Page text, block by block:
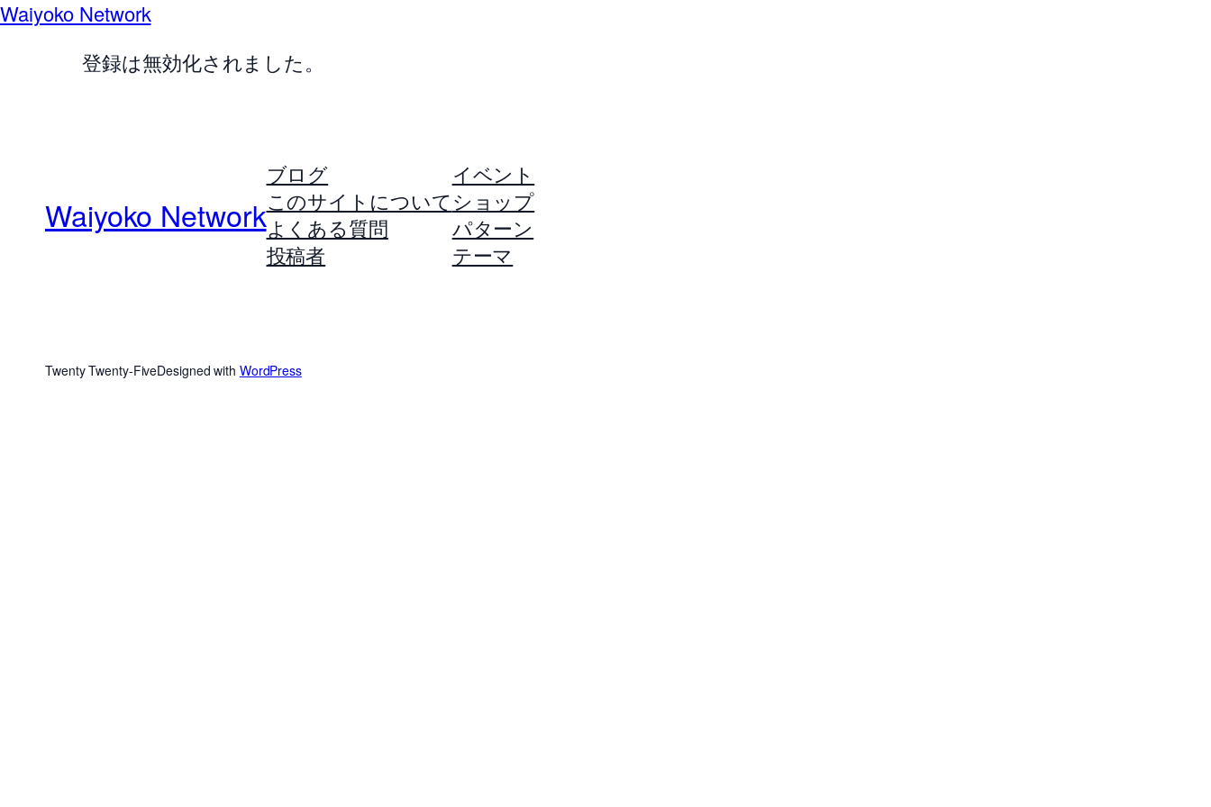
Waiyoko Network
登録は無効化されました。
Waiyoko Network
ブログ
このサイトについて
よくある質問
投稿者
イベント
ショップ
パターン
テーマ
Twenty Twenty-FiveDesigned with WordPress